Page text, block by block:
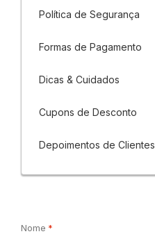
Política de Segurança
Formas de Pagamento
Dicas & Cuidados
Cupons de Desconto
Depoimentos de Clientes
Nome